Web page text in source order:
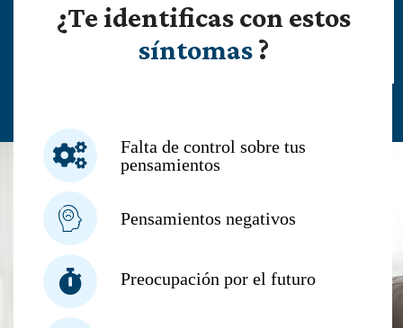
¿Te identificas con estos
síntomas?
Falta de control sobre tus
pensamientos
Pensamientos negativos
Preocupación por el futuro